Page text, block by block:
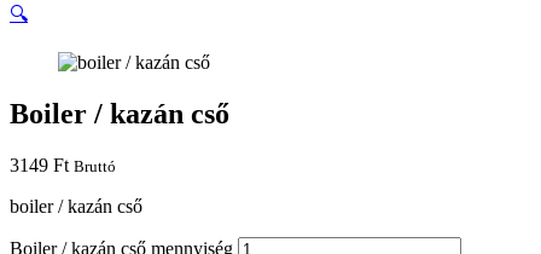
🔍
Boiler / kazán cső
3149 Ft Bruttó
boiler / kazán cső
Boiler / kazán cső mennyiség